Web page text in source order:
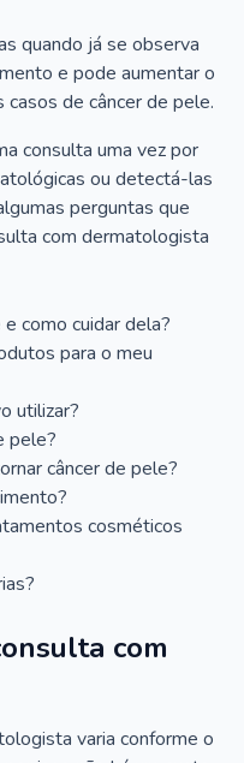
quando já se observa
e pode aumentar o
de câncer de pele.
consulta uma vez por
ou detectá-las
perguntas que
com dermatologista
como cuidar dela?
para o meu
utilizar?
pele?
câncer de pele?
cosméticos
com
varia conforme o